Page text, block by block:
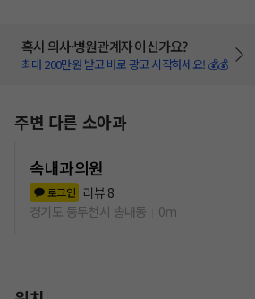
혹시 의사·병원관계자 이신가요?
최대 200만원 받고 바로 광고 시작하세요! 💰💰
주변 다른 소아과
속내과의원
로그인 리뷰 8
경기도 동두천시 송내동
0m